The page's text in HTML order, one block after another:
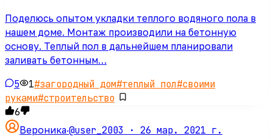
Поделюсь опытом укладки теплого водяного пола в
нашем доме. Монтаж производили на бетонную
основу. Теплый пол в дальнейшем планировали
заливать бетонным…
5 1#загородный дом#теплый пол#своими
руками#строительство
6
Вероника·@user_2003 · 26 мар. 2021 г.